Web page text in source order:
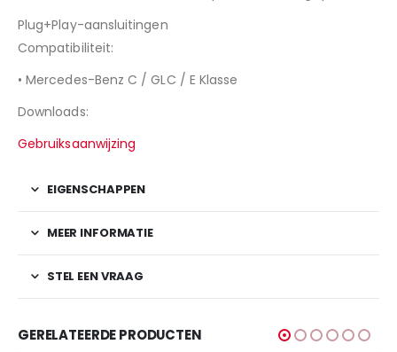
Plug+Play-aansluitingen
Compatibiliteit:
•Mercedes-Benz C / GLC / E Klasse
Downloads:
Gebruiksaanwijzing
EIGENSCHAPPEN
MEER INFORMATIE
STEL EEN VRAAG
GERELATEERDE PRODUCTEN